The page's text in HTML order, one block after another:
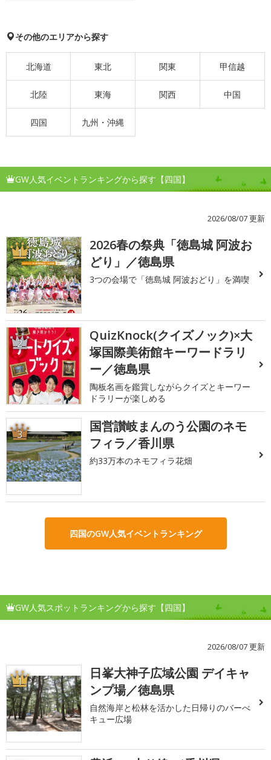
その他のエリアから探す
北海道 東北 関東 甲信越
北陸 東海 関西 中国
四国 九州・沖縄
GW人気イベントランキングから探す【四国】
2026/08/07 更新
1
2026春の祭典「徳島城 阿波お
どり」／徳島県
3つの会場で「徳島城 阿波おどり」を満喫
2
QuizKnock(クイズノック)×大
塚国際美術館キーワードラリ
ー／徳島県
陶板名画を鑑賞しながらクイズとキーワー
ドラリーが楽しめる
3
国営讃岐まんのう公園のネモ
フィラ／香川県
約33万本のネモフィラ花畑
四国のGW人気イベントランキング
GW人気スポットランキングから探す【四国】
2026/08/07 更新
1
日峯大神子広域公園 デイキャ
ンプ場／徳島県
自然海岸と松林を活かした日帰りのバーべ
キュー広場